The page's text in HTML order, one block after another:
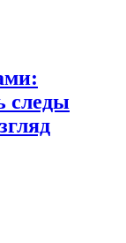
следы